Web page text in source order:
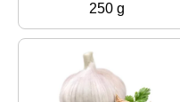
250 g